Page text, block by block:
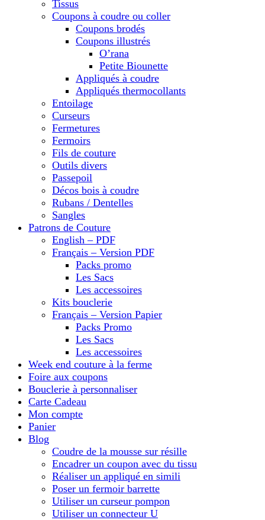
Tissus
Coupons à coudre ou coller
Coupons brodés
Coupons illustrés
O’rana
Petite Biounette
Appliqués à coudre
Appliqués thermocollants
Entoilage
Curseurs
Fermetures
Fermoirs
Fils de couture
Outils divers
Passepoil
Décos bois à coudre
Rubans / Dentelles
Sangles
Patrons de Couture
English – PDF
Français – Version PDF
Packs promo
Les Sacs
Les accessoires
Kits bouclerie
Français – Version Papier
Packs Promo
Les Sacs
Les accessoires
Week end couture à la ferme
Foire aux coupons
Bouclerie à personnaliser
Carte Cadeau
Mon compte
Panier
Blog
Coudre de la mousse sur résille
Encadrer un coupon avec du tissu
Réaliser un appliqué en simili
Poser un fermoir barrette
Utiliser un curseur pompon
Utiliser un connecteur U